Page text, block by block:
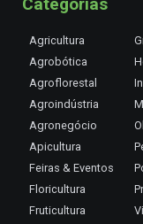
Categorias
Agricultura
Agrobótica
Agroflorestal
Agroindústria
Agronegócio
Apicultura
Feiras & Eventos
Floricultura
Fruticultura